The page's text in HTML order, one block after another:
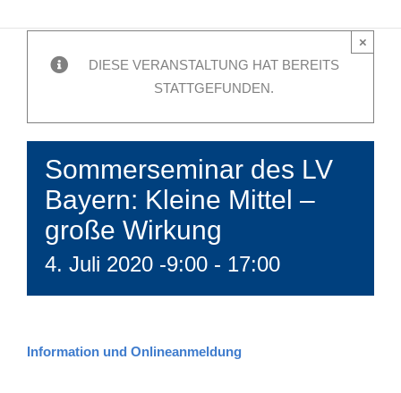
DIESE VERANSTALTUNG HAT BEREITS
STATTGEFUNDEN.
×
Sommerseminar des LV
Bayern: Kleine Mittel –
große Wirkung
4. Juli 2020 -9:00 - 17:00
Information und Onlineanmeldung